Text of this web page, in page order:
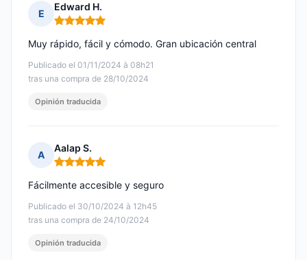
E
Edward H.
Nota: 5 de 5
Publicado el 01/11/2024 à 08h21
tras una compra de 28/10/2024
Muy rápido, fácil y cómodo. Gran ubicación central
Opinión traducida
A
Aalap S.
Nota: 5 de 5
Publicado el 30/10/2024 à 12h45
tras una compra de 24/10/2024
Fácilmente accesible y seguro
Opinión traducida